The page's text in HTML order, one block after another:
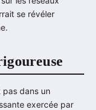
se révéler
pas dans un
exercée par